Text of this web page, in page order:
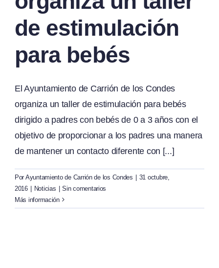
de estimulación
para bebés
El Ayuntamiento de Carrión de los Condes
organiza un taller de estimulación para bebés
dirigido a padres con bebés de 0 a 3 años con el
objetivo de proporcionar a los padres una manera
de mantener un contacto diferente con [...]
Por Ayuntamiento de Carrión de los Condes
31 octubre,
2016
Noticias
Sin comentarios
Más información